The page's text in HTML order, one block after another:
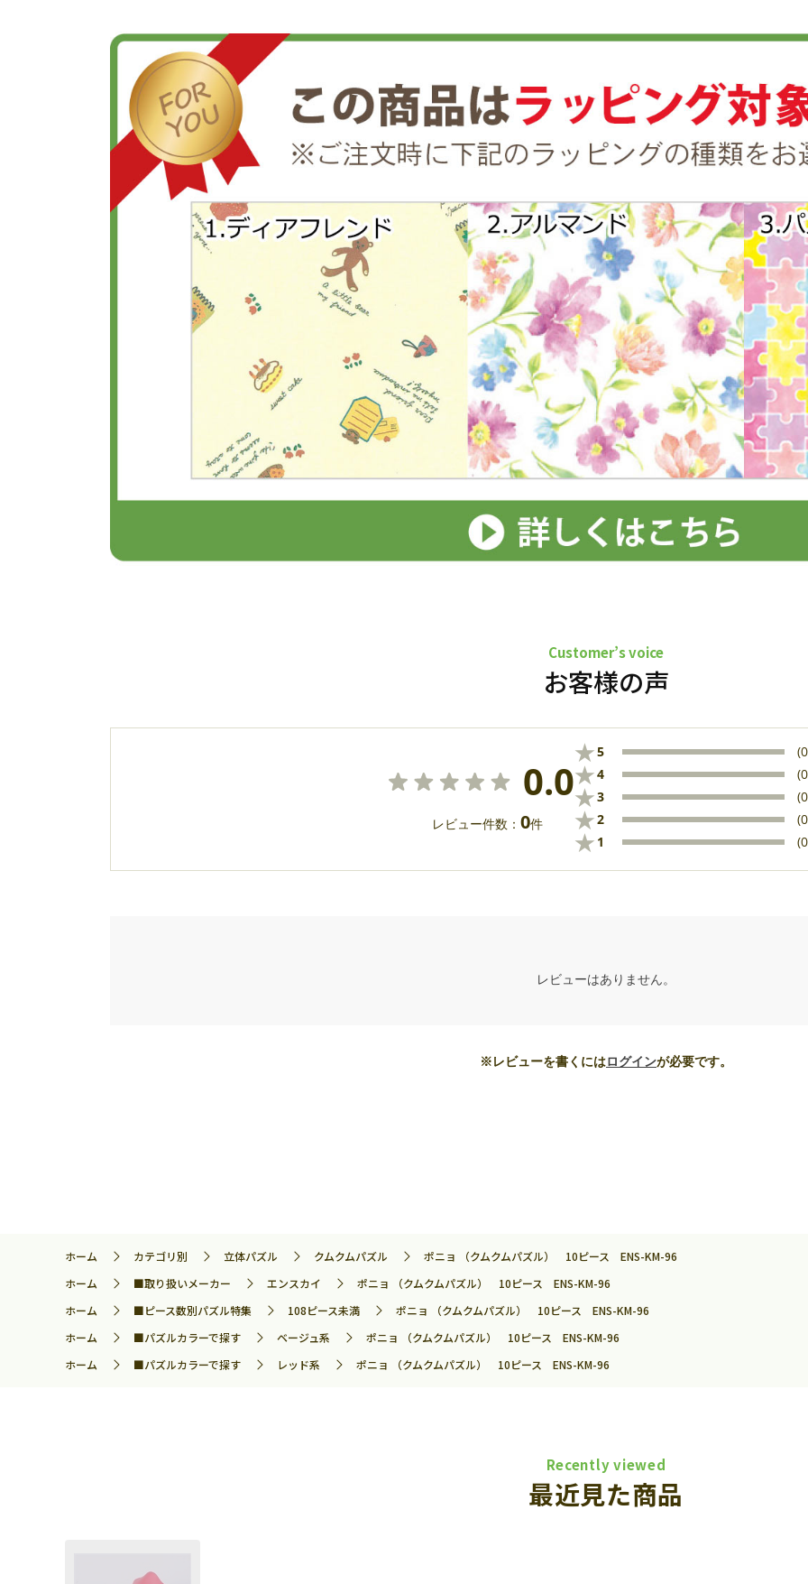
Customer’s voice
お客様の声
0.0
レビュー件数： 0件
★5
★4
★3
★2
★ 1
レビューはありません。
※レビューを書くにはログインが必要です。
ホーム カテゴリ別 立体パズル クムクムパズル
ポニョ （クムクムパズル） 10ピース ENS-KM-96
ホーム
■取り扱いメーカー エンスカイ
ポニョ （クムクムパズル） 10ピース ENS-KM-96
ホーム
■ピース数別パズル特集 108ピース未満
ポニョ （クムクムパズル） 10ピース ENS-KM-96
ホーム
■パズルカラーで探す ベージュ系
ポニョ （クムクムパズル） 10ピース ENS-KM-96
ホーム
■パズルカラーで探す レッド系 ポニョ （クムクムパズル） 10ピース ENS-KM-96
Recently viewed
最近見た商品